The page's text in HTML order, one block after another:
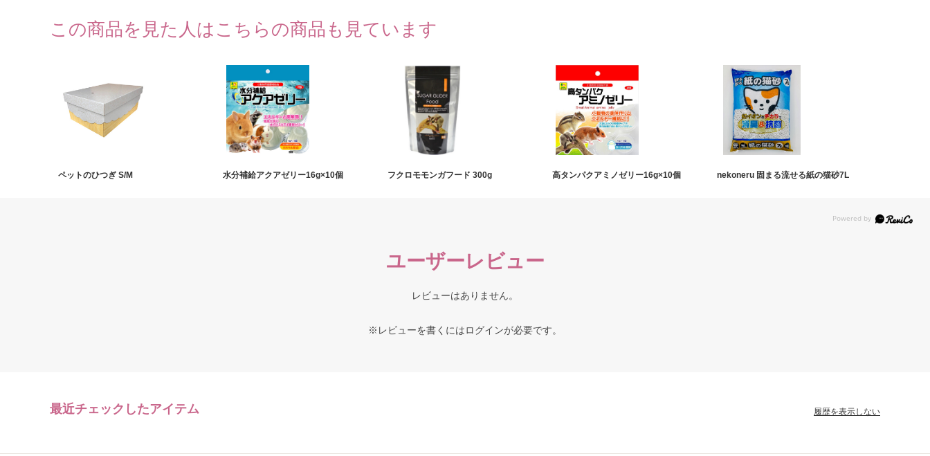
この商品を見た人はこちらの商品も見ています
ペットのひつぎ S/M 水分補給アクアゼリー16g×10個 フクロモモンガフード 300g 高タンパクアミノゼリー16g×10個 nekoneru 固まる流せる紙の猫砂7L
ユーザーレビュー
レビューはありません。
※レビューを書くにはログインが必要です。
最近チェックしたアイテム 履歴を表示しない